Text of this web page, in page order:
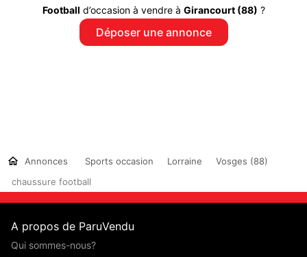
Football d’occasion à vendre à Girancourt (88) ?
Déposer une annonce
Annonces Sports occasion Lorraine
Vosges (88)
chaussure football
A propos de ParuVendu
Qui sommes-nous?